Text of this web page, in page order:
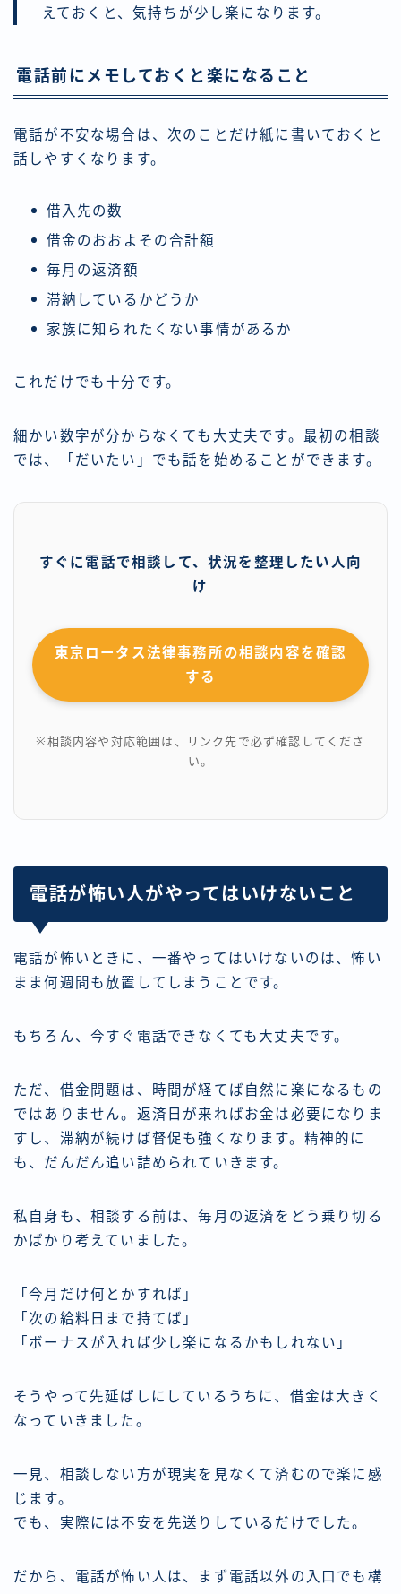
えておくと、気持ちが少し楽になります。
電話前にメモしておくと楽になること
電話が不安な場合は、次のことだけ紙に書いておくと
話しやすくなります。
借入先の数
借金のおおよその合計額
毎月の返済額
滞納しているかどうか
家族に知られたくない事情があるか
これだけでも十分です。
細かい数字が分からなくても大丈夫です。最初の相談
では、「だいたい」でも話を始めることができます。
すぐに電話で相談して、状況を整理したい人向
け
東京ロータス法律事務所の相談内容を確認
する
※相談内容や対応範囲は、リンク先で必ず確認してくださ
い。
電話が怖い人がやってはいけないこと
電話が怖いときに、一番やってはいけないのは、怖い
まま何週間も放置してしまうことです。
もちろん、今すぐ電話できなくても大丈夫です。
ただ、借金問題は、時間が経てば自然に楽になるもの
ではありません。返済日が来ればお金は必要になりま
すし、滞納が続けば督促も強くなります。精神的に
も、だんだん追い詰められていきます。
私自身も、相談する前は、毎月の返済をどう乗り切る
かばかり考えていました。
「今月だけ何とかすれば」
「次の給料日まで持てば」
「ボーナスが入れば少し楽になるかもしれない」
そうやって先延ばしにしているうちに、借金は大きく
なっていきました。
一見、相談しない方が現実を見なくて済むので楽に感
じます。
でも、実際には不安を先送りしているだけでした。
だから、電話が怖い人は、まず電話以外の入口でも構